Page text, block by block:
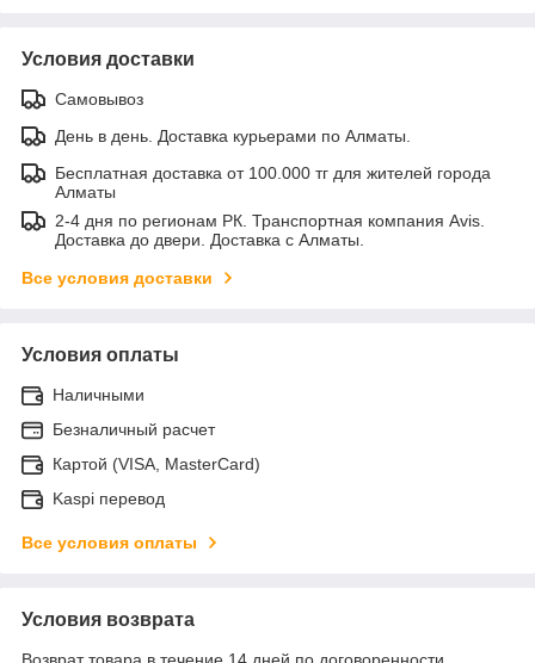
Условия доставки
Самовывоз
День в день. Доставка курьерами по Алматы.
Бесплатная доставка от 100.000 тг для жителей города
Алматы
2-4 дня по регионам РК. Транспортная компания Avis.
Доставка до двери. Доставка с Алматы.
Все условия доставки
Условия оплаты
Наличными
Безналичный расчет
Картой (VISA, MasterCard)
Kaspi перевод
Все условия оплаты
Условия возврата